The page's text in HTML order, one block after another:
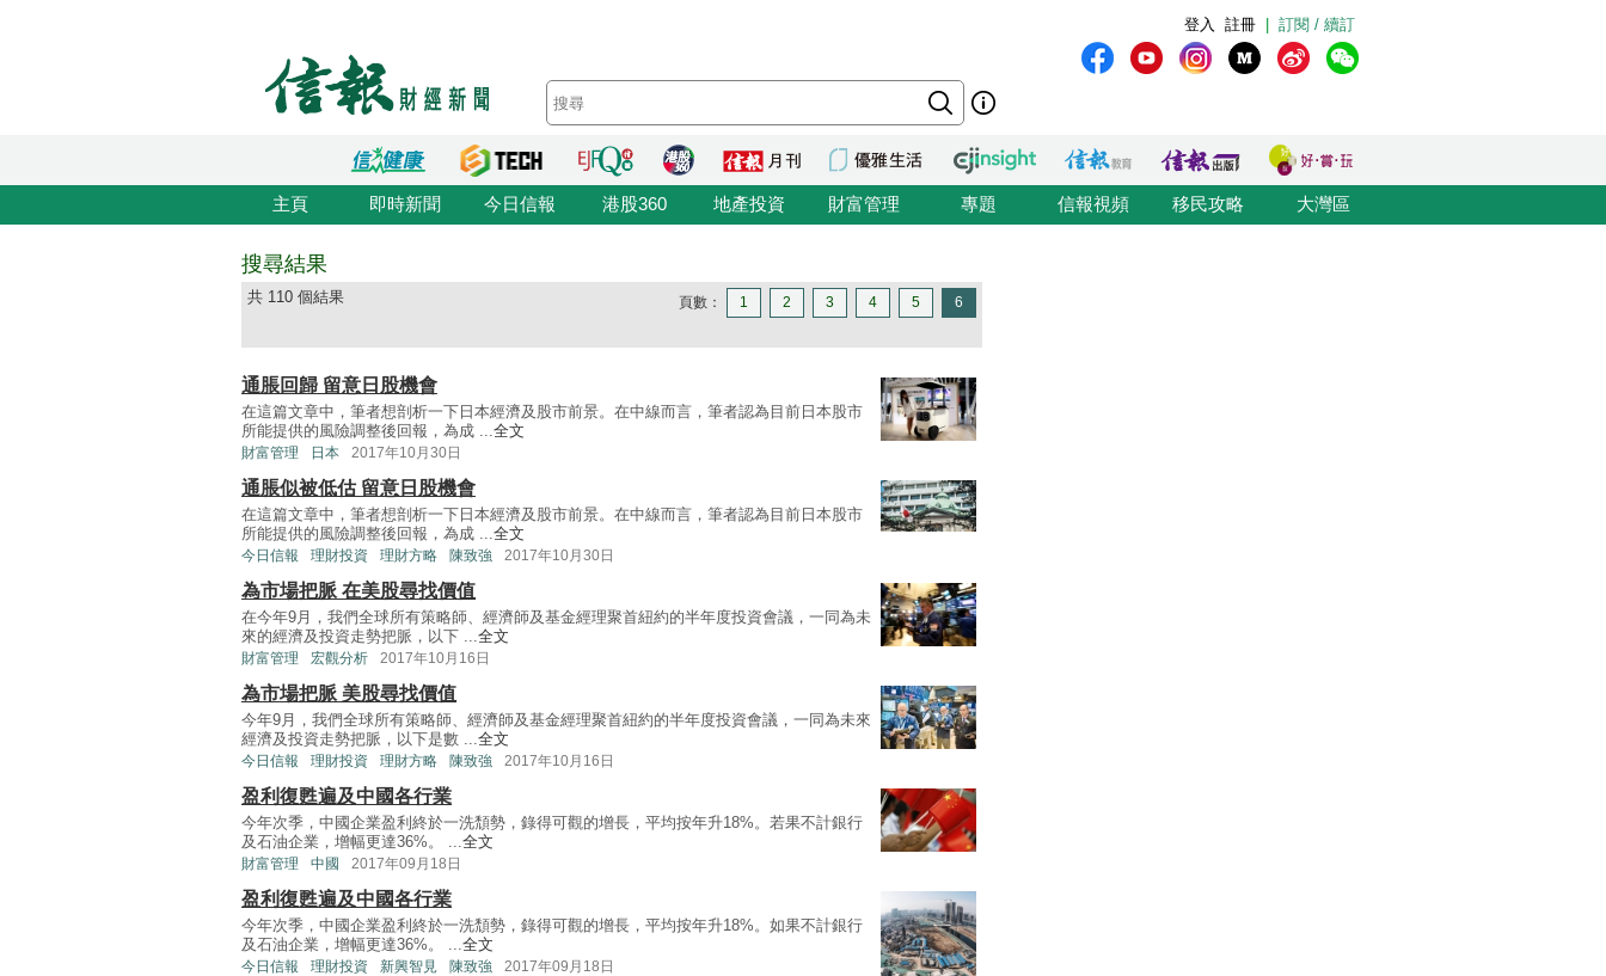
訂閱 / 續訂
註冊
登入
主頁 即時新聞 今日信報 港股360 地產投資 財富管理 專題 信報視頻 移民攻略 大灣區
搜尋結果
共 110 個結果 頁數： 1 2 3 4 5 6
通脹回歸 留意日股機會
在這篇文章中，筆者想剖析一下日本經濟及股市前景。在中線而言，筆者認為目前日本股市
所能提供的風險調整後回報，為成 ...全文
財富管理 日本 2017年10月30日
通脹似被低估 留意日股機會
在這篇文章中，筆者想剖析一下日本經濟及股市前景。在中線而言，筆者認為目前日本股市
所能提供的風險調整後回報，為成 ...全文
今日信報 理財投資 理財方略 陳致強 2017年10月30日
為市場把脈 在美股尋找價值
在今年9月，我們全球所有策略師、經濟師及基金經理聚首紐約的半年度投資會議，一同為未
來的經濟及投資走勢把脈，以下 ...全文
財富管理 宏觀分析 2017年10月16日
為市場把脈 美股尋找價值
今年9月，我們全球所有策略師、經濟師及基金經理聚首紐約的半年度投資會議，一同為未來
經濟及投資走勢把脈，以下是數 ...全文
今日信報 理財投資 理財方略 陳致強 2017年10月16日
盈利復甦遍及中國各行業
今年次季，中國企業盈利終於一洗頹勢，錄得可觀的增長，平均按年升18%。若果不計銀行
及石油企業，增幅更達36%。 ...全文
財富管理 中國 2017年09月18日
盈利復甦遍及中國各行業
今年次季，中國企業盈利終於一洗頹勢，錄得可觀的增長，平均按年升18%。如果不計銀行
及石油企業，增幅更達36%。 ...全文
今日信報 理財投資 新興智見 陳致強 2017年09月18日